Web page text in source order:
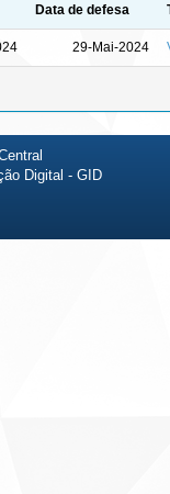
Data de defesa
29-Mai-2024
Digital - GID